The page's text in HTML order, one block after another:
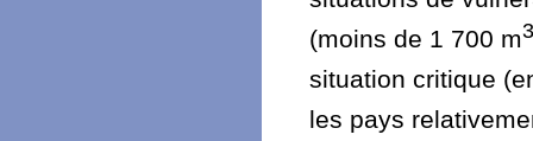
(moins de 1 700 m3
situation critique
les pays